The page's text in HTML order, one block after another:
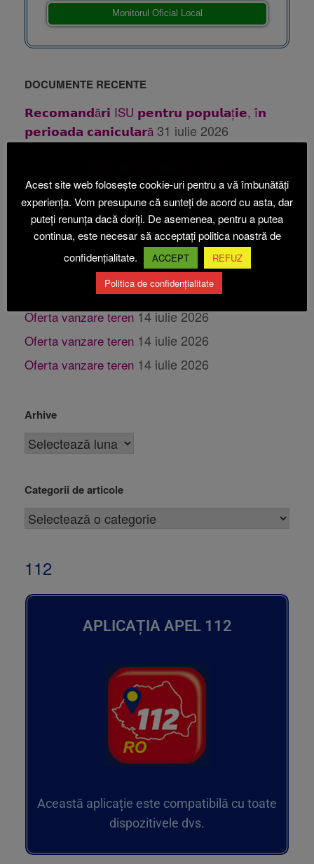
Monitorul Oficial Local
DOCUMENTE RECENTE
𝗥𝗲𝗰𝗼𝗺𝗮𝗻𝗱ă𝗿𝗶 ISU 𝗽𝗲𝗻𝘁𝗿𝘂 𝗽𝗼𝗽𝘂𝗹𝗮ț𝗶𝗲, î𝗻
𝗽𝗲𝗿𝗶𝗼𝗮𝗱𝗮 𝗰𝗮𝗻𝗶𝗰𝘂𝗹𝗮𝗿ă 31 iulie 2026
Publicatie casatorie 28 iulie 2026
Anunt PUZ Etapa 1 Beica 24 iulie 2026
Anunt PUZ Etapa 2 ABI ECOACVACULTURA 24
iulie 2026
Oferta vanzare teren 14 iulie 2026
Oferta vanzare teren 14 iulie 2026
Oferta vanzare teren 14 iulie 2026
Oferta vanzare teren 14 iulie 2026
Oferta vanzare teren 14 iulie 2026
Arhive
Categorii de articole
112
APLICAȚIA APEL 112
Această aplicație este compatibilă cu toate
dispozitivele dvs.
Acest site web folosește cookie-uri pentru a vă îmbunătăți
experiența. Vom presupune că sunteți de acord cu asta, dar
puteți renunța dacă doriți. De asemenea, pentru a putea
continua, este necesar să acceptați politica noastră de
confidențialitate.
ACCEPT
REFUZ
Politica de confidențialitate